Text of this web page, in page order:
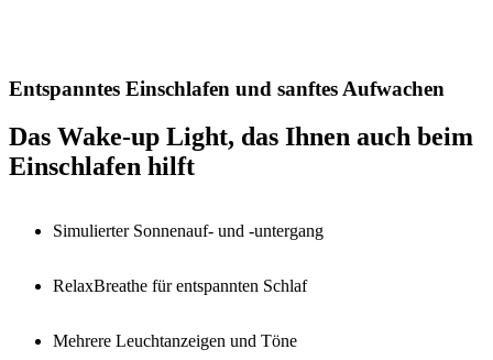
Entspanntes Einschlafen und sanftes Aufwachen
Das Wake-up Light, das Ihnen auch beim
Einschlafen hilft
Simulierter Sonnenauf- und -untergang
RelaxBreathe für entspannten Schlaf
Mehrere Leuchtanzeigen und Töne